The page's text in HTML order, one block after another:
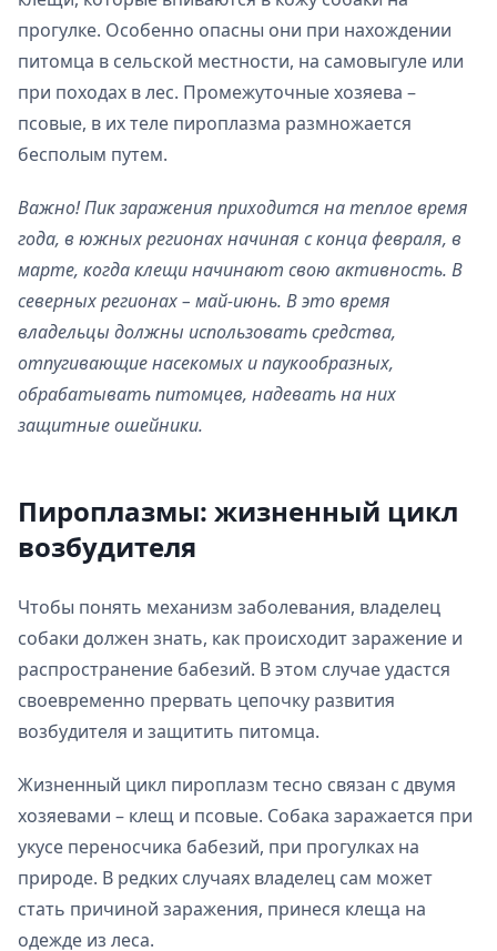
прогулке. Особенно опасны они при нахождении
питомца в сельской местности, на самовыгуле или
при походах в лес. Промежуточные хозяева –
псовые, в их теле пироплазма размножается
бесполым путем.
Важно! Пик заражения приходится на теплое время
года, в южных регионах начиная с конца февраля, в
марте, когда клещи начинают свою активность. В
северных регионах – май-июнь. В это время
владельцы должны использовать средства,
отпугивающие насекомых и паукообразных,
обрабатывать питомцев, надевать на них
защитные ошейники.
Пироплазмы: жизненный цикл
возбудителя
Чтобы понять механизм заболевания, владелец
собаки должен знать, как происходит заражение и
распространение бабезий. В этом случае удастся
своевременно прервать цепочку развития
возбудителя и защитить питомца.
Жизненный цикл пироплазм тесно связан с двумя
хозяевами – клещ и псовые. Собака заражается при
укусе переносчика бабезий, при прогулках на
природе. В редких случаях владелец сам может
стать причиной заражения, принеся клеща на
одежде из леса.